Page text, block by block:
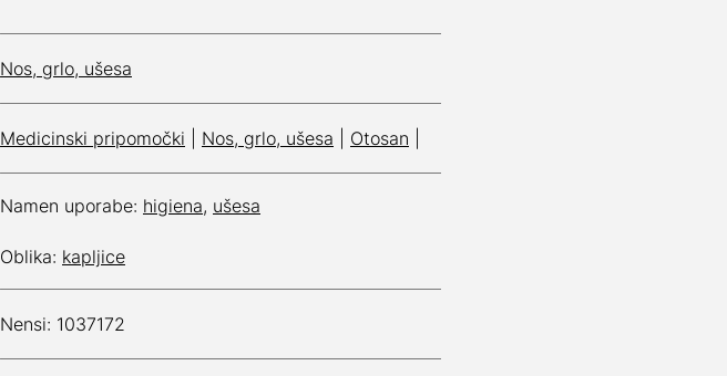
Nos, grlo, ušesa
Medicinski pripomočki Nos, grlo, ušesa Otosan
Namen uporabe: higiena, ušesa
Oblika: kapljice
Nensi: 1037172